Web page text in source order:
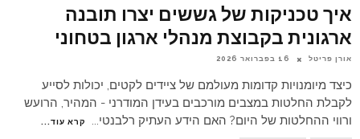
איך טכניקות של גששים יצרו תובנה
ארגונית בקבוצת מנהלי ארגון בטחוני
אורן פריטל 16 בפברואר 2026
כיצד מיומנויות קדומות מעולמם של ציידים לקטים, יכולות לסייע
לקבלת החלטות במצבים מורכבים בעידן המודרני - המהיר, הרועש
ורווי ההחלטות של היום? האם הידע העתיק רלבנטי... קרא עוד...